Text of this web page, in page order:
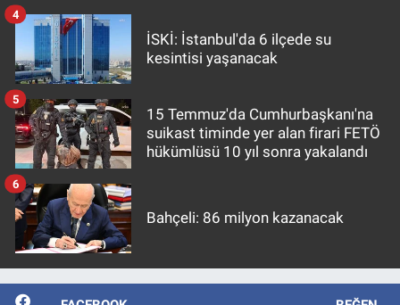
İSKİ: İstanbul'da 6 ilçede su
kesintisi yaşanacak
4
15 Temmuz'da Cumhurbaşkanı'na
suikast timinde yer alan firari FETÖ
hükümlüsü 10 yıl sonra yakalandı
5
Bahçeli: 86 milyon kazanacak
6